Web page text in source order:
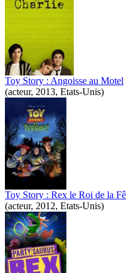
Toy Story : Angoisse au Motel
(acteur, 2013, Etats-Unis)
Toy Story : Rex le Roi de la
(acteur, 2012, Etats-Unis)